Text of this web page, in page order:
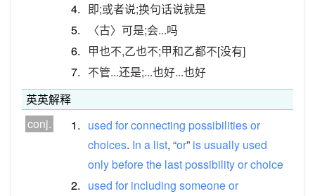
4. 即;或者说;换句话说就是
5.
〈古〉可是;会...吗
6.
甲也不,乙也不;甲和乙都不[没有]
7. 不管...还是;...也好...也好
英英解释
conj.
1. used forconnecting possibilitiesor
choices. In a list, “or” is usually used
onlybeforethe last possibilityorchoice
2. used for including someoneor